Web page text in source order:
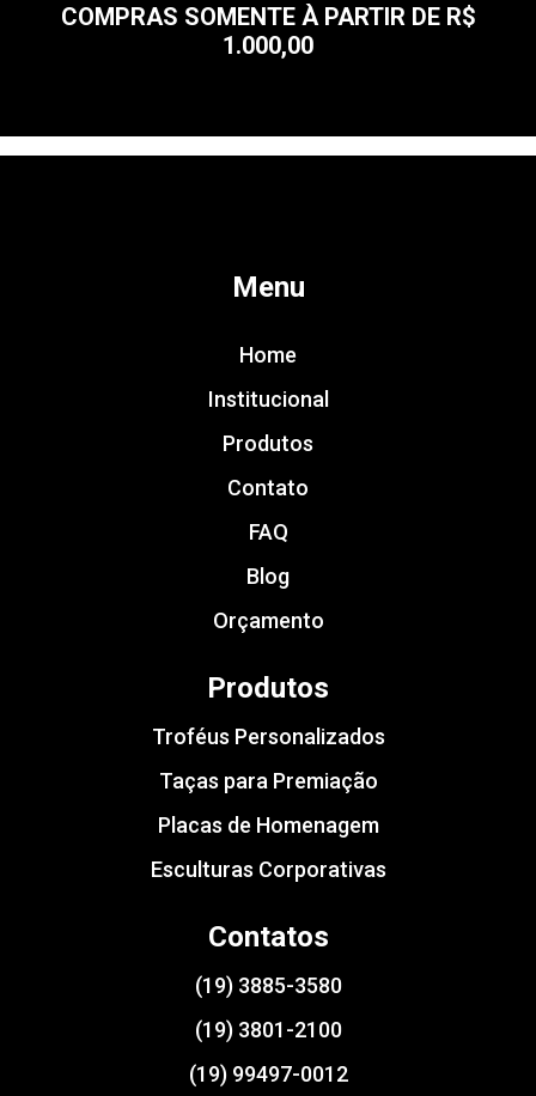
COMPRAS SOMENTE À PARTIR DE R$
1.000,00
Menu
Home
Institucional
Produtos
Contato
FAQ
Blog
Orçamento
Produtos
Troféus Personalizados
Taças para Premiação
Placas de Homenagem
Esculturas Corporativas
Contatos
(19) 3885-3580
(19) 3801-2100
(19) 99497-0012